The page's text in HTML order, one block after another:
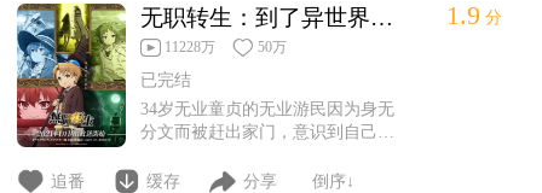
无职转生：到了异世界就拿出真本事第1集
11228万 50万
已完结
34岁无业童贞的无业游民因为身无
分文而被赶出家门，意识到自己的
后悔自己的时候，被卡车轧了，他
1.9 分
追番 缓存 分享 倒序↓